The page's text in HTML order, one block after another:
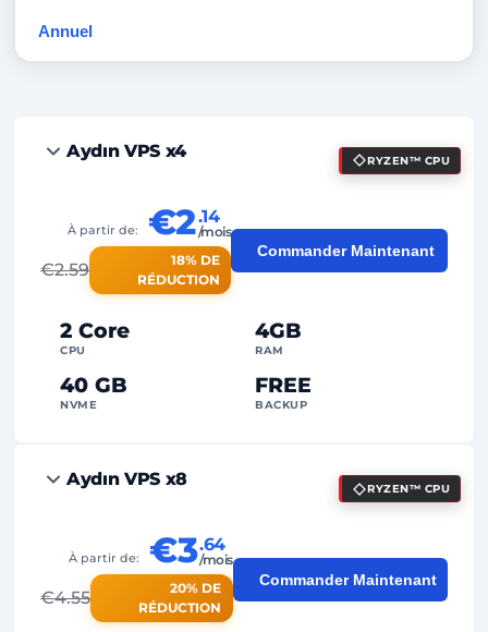
Annuel
Aydın VPS x4 RYZEN™ CPU
2 Core
CPU
4GB
RAM
40 GB
NVME
FREE
BACKUP
À partir de: €2.14
/mois
€2.59
18% DE
RÉDUCTION
Commander Maintenant
99%
Utilisation équitable
Points de sauvegarde
24/7Support expert
Aydın VPS x8 RYZEN™ CPU
À partir de: €3.64
/mois
€4.55
20% DE
RÉDUCTION
Commander Maintenant